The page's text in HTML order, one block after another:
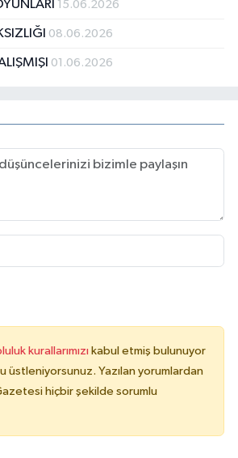
15.06.2026
08.06.2026
01.06.2026
kurallarımızı kabul etmiş bulunuyor
üstleniyorsunuz. Yazılan yorumlardan
Gazetesi hiçbir şekilde sorumlu